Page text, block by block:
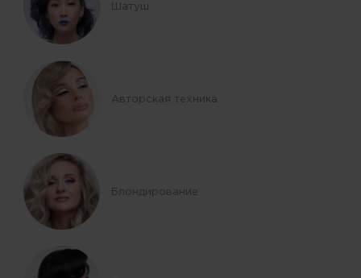
Шатуш
Авторская техника
Блондирование